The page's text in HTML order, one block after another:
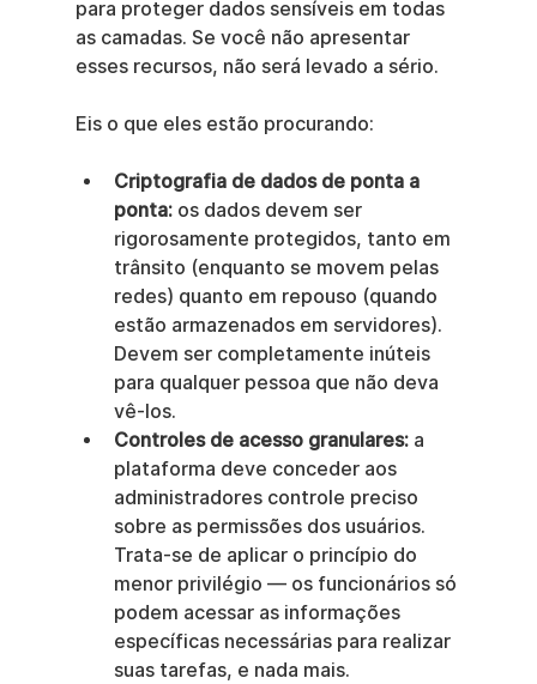
para proteger dados sensíveis em todas
as camadas. Se você não apresentar
esses recursos, não será levado a sério.
Eis o que eles estão procurando:
Criptografia de dados de ponta a
ponta: os dados devem ser
rigorosamente protegidos, tanto em
trânsito (enquanto se movem pelas
redes) quanto em repouso (quando
estão armazenados em servidores).
Devem ser completamente inúteis
para qualquer pessoa que não deva
vê-los.
Controles de acesso granulares: a
plataforma deve conceder aos
administradores controle preciso
sobre as permissões dos usuários.
Trata-se de aplicar o princípio do
menor privilégio — os funcionários só
podem acessar as informações
específicas necessárias para realizar
suas tarefas, e nada mais.